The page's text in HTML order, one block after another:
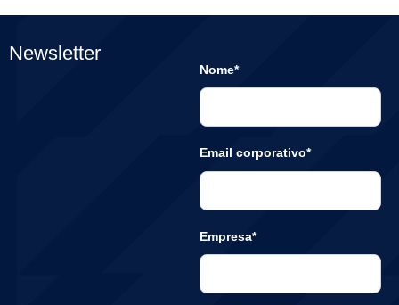
Newsletter
Nome*
Email corporativo*
Empresa*